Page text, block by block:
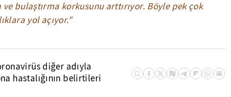
ve bulaştırma korkusunu arttırıyor. Böyle pek çok
yol açıyor."
diğer adıyla
hastalığının belirtileri